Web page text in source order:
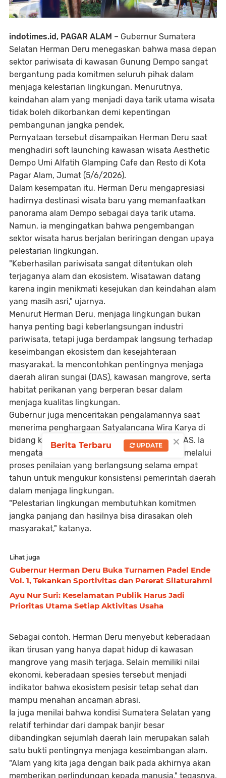
indotimes.id, PAGAR ALAM – Gubernur Sumatera
Selatan Herman Deru menegaskan bahwa masa depan
sektor pariwisata di kawasan Gunung Dempo sangat
bergantung pada komitmen seluruh pihak dalam
menjaga kelestarian lingkungan. Menurutnya,
keindahan alam yang menjadi daya tarik utama wisata
tidak boleh dikorbankan demi kepentingan
pembangunan jangka pendek.
Pernyataan tersebut disampaikan Herman Deru saat
menghadiri soft launching kawasan wisata Aesthetic
Dempo Umi Alfatih Glamping Cafe dan Resto di Kota
Pagar Alam, Jumat (5/6/2026).
Dalam kesempatan itu, Herman Deru mengapresiasi
hadirnya destinasi wisata baru yang memanfaatkan
panorama alam Dempo sebagai daya tarik utama.
Namun, ia mengingatkan bahwa pengembangan
sektor wisata harus berjalan beriringan dengan upaya
pelestarian lingkungan.
"Keberhasilan pariwisata sangat ditentukan oleh
terjaganya alam dan ekosistem. Wisatawan datang
karena ingin menikmati kesejukan dan keindahan alam
yang masih asri," ujarnya.
Menurut Herman Deru, menjaga lingkungan bukan
hanya penting bagi keberlangsungan industri
pariwisata, tetapi juga berdampak langsung terhadap
keseimbangan ekosistem dan kesejahteraan
masyarakat. Ia mencontohkan pentingnya menjaga
daerah aliran sungai (DAS), kawasan mangrove, serta
habitat perikanan yang berperan besar dalam
menjaga kualitas lingkungan.
Gubernur juga menceritakan pengalamannya saat
menerima penghargaan Satyalancana Wira Karya di
bidang kelautan, perikanan, dan pelestarian DAS. Ia
mengatakan penghargaan tersebut diperoleh melalui
proses penilaian yang berlangsung selama empat
tahun untuk mengukur konsistensi pemerintah daerah
dalam menjaga lingkungan.
"Pelestarian lingkungan membutuhkan komitmen
jangka panjang dan hasilnya bisa dirasakan oleh
masyarakat," katanya.
Lihat juga
Gubernur Herman Deru Buka Turnamen Padel Ende
Vol. 1, Tekankan Sportivitas dan Pererat Silaturahmi
Ayu Nur Suri: Keselamatan Publik Harus Jadi
Prioritas Utama Setiap Aktivitas Usaha
Sebagai contoh, Herman Deru menyebut keberadaan
ikan tirusan yang hanya dapat hidup di kawasan
mangrove yang masih terjaga. Selain memiliki nilai
ekonomi, keberadaan spesies tersebut menjadi
indikator bahwa ekosistem pesisir tetap sehat dan
mampu menahan ancaman abrasi.
Ia juga menilai bahwa kondisi Sumatera Selatan yang
relatif terhindar dari dampak banjir besar
dibandingkan sejumlah daerah lain merupakan salah
satu bukti pentingnya menjaga keseimbangan alam.
"Alam yang kita jaga dengan baik pada akhirnya akan
memberikan perlindungan kepada manusia," tegasnya.
×
Berita Terbaru UPDATE